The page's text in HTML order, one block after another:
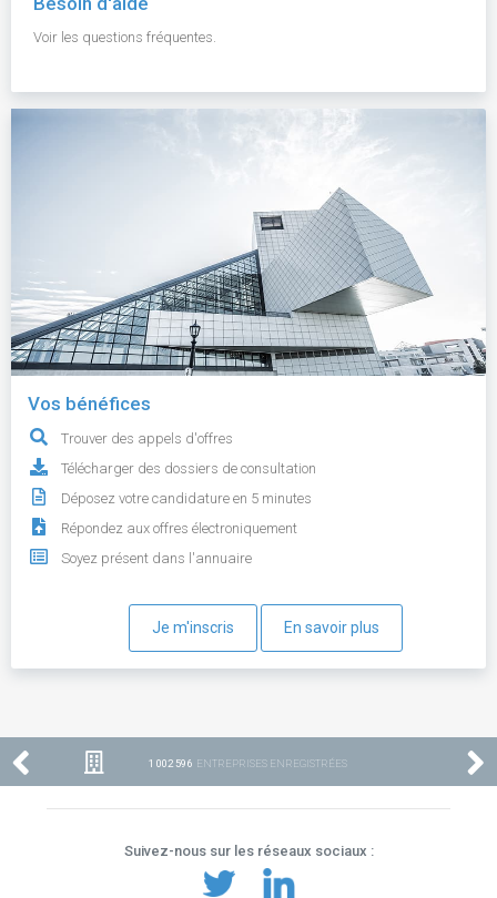
Voir les questions fréquentes.
Vos bénéfices
Trouver des appels d'offres
Télécharger des dossiers de consultation
Déposez votre candidature en 5 minutes
Répondez aux offres électroniquement
Soyez présent dans l'annuaire
Je m'inscris En savoir plus
1 002 596 ENTREPRISES ENREGISTRÉES
Suivez-nous sur les réseaux sociaux :